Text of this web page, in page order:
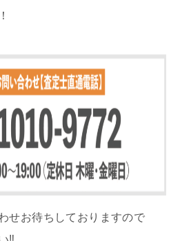
せお待ちしておりますので